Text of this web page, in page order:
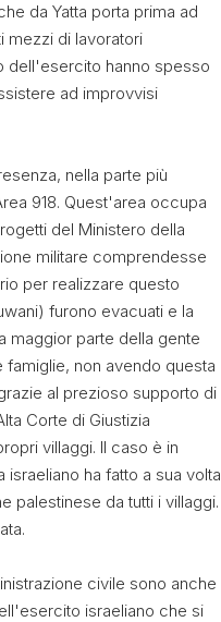
da Yatta porta prima ad
mezzi di lavoratori
dell'esercito hanno spesso
ad improvvisi
nella parte più
918. Quest'area occupa
del Ministero della
militare comprendesse
per realizzare questo
furono evacuati e la
maggior parte della gente
famiglie, non avendo questa
al prezioso supporto di
Corte di Giustizia
villaggi. Il caso è in
ha fatto a sua volta
palestinese da tutti i villaggi.
civile sono anche
israeliano che si